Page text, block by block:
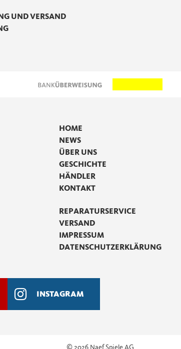
UND VERSAND
HOME
NEWS
ÜBER UNS
GESCHICHTE
HÄNDLER
KONTAKT
REPARATURSERVICE
VERSAND
IMPRESSUM
DATENSCHUTZERKLÄRUNG
INSTAGRAM
© 2026 Naef Spiele AG